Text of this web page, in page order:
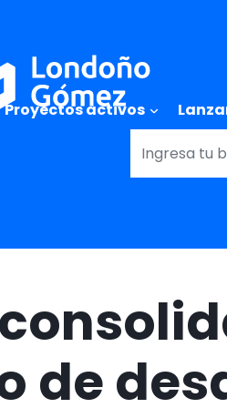
Proyectos activos
de